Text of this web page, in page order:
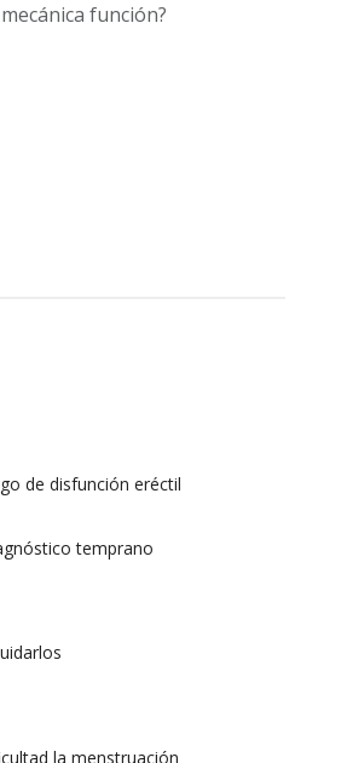
función?
de disfunción eréctil
temprano
la menstruación